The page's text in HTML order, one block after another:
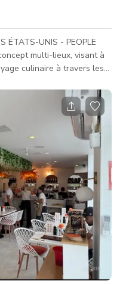
ÉTATS-UNIS - PEOPLE
culinaire à travers les
MediterrAsian savoureuse.
4 concepts, à
toit, qui élève la
au cœur de Miami